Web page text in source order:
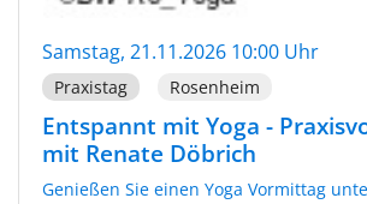
Samstag, 21.11.2026 10:00 Uhr
Praxistag Rosenheim
Entspannt mit Yoga -
mit Renate Döbrich
Genießen Sie einen Yoga Vormittag